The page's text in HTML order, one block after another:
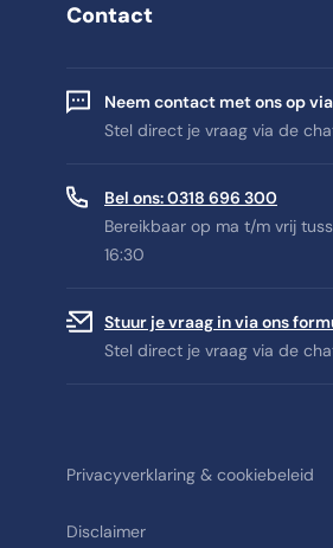
Contact
Neem contact met ons op
Stel direct je vraag via de
Bel ons: 0318 696 300
Bereikbaar op ma t/m vrij
16:30
Stuur je vraag in via ons
Stel direct je vraag via de
Privacyverklaring & cookiebeleid
Disclaimer